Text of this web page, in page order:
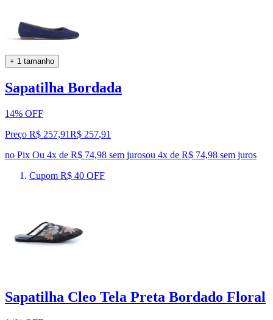
+ 1 tamanho
Sapatilha Bordada
14% OFF
Preço R$ 257,91R$ 257,91
no Pix Ou 4x de R$ 74,98 sem jurosou 4x de R$ 74,98 sem juros
Cupom R$ 40 OFF
Sapatilha Cleo Tela Preta Bordado Floral